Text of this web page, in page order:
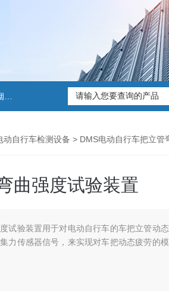
动自行车检测设备 > DMS电动自行车把立管
曲强度试验装置
试验装置用于对电动自行车的车把立管动
力传感器信号，来实现对车把动态疲劳的模